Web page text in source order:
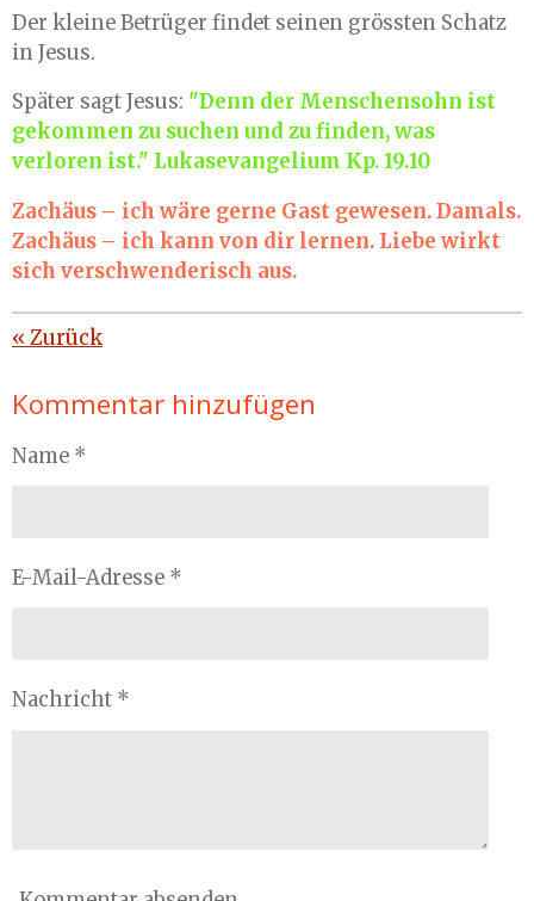
Der kleine Betrüger findet seinen grössten Schatz
in Jesus.
Später sagt Jesus: "Denn der Menschensohn ist
gekommen zu suchen und zu finden, was
verloren ist." Lukasevangelium Kp. 19.10
Zachäus – ich wäre gerne Gast gewesen. Damals.
Zachäus – ich kann von dir lernen. Liebe wirkt
sich verschwenderisch aus.
« Zurück
Kommentar hinzufügen
Name *
E-Mail-Adresse *
Nachricht *